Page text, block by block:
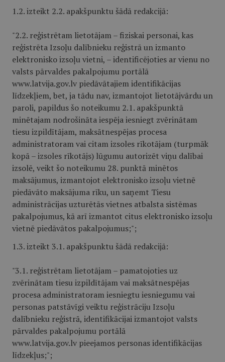
1.2. izteikt 2.2. apakšpunktu šādā redakcijā:
"2.2. reģistrētam lietotājam – fiziskai personai, kas
reģistrēta Izsoļu dalībnieku reģistrā un izmanto
elektronisko izsoļu vietni, – identificējoties ar vienu no
valsts pārvaldes pakalpojumu portālā
www.latvija.gov.lv piedāvātajiem identifikācijas
līdzekļiem, bet, ja tādu nav, izmantojot lietotājvārdu un
paroli, papildus šo noteikumu 2.1. apakšpunktā
minētajam nodrošināta iespēja iesniegt zvērinātam
tiesu izpildītājam, maksātnespējas procesa
administratoram vai citam izsoles rīkotājam (turpmāk
kopā – izsoles rīkotājs) lūgumu autorizēt viņu dalībai
izsolē, veikt šo noteikumu 28. punktā minētos
maksājumus, izmantojot elektronisko izsoļu vietnē
piedāvāto maksājuma rīku, un saņemt Tiesu
administrācijas uzturētās vietnes atbalsta sistēmas
pakalpojumus, kā arī izmantot citus elektronisko izsoļu
vietnē piedāvātos pakalpojumus;";
1.3. izteikt 3.1. apakšpunktu šādā redakcijā:
"3.1. reģistrētam lietotājam – pamatojoties uz
zvērinātam tiesu izpildītājam vai maksātnespējas
procesa administratoram iesniegtu iesniegumu vai
personas patstāvīgi veiktu reģistrāciju Izsoļu
dalībnieku reģistrā, identifikācijai izmantojot valsts
pārvaldes pakalpojumu portālā
www.latvija.gov.lv pieejamos personas identifikācijas
līdzekļus;";